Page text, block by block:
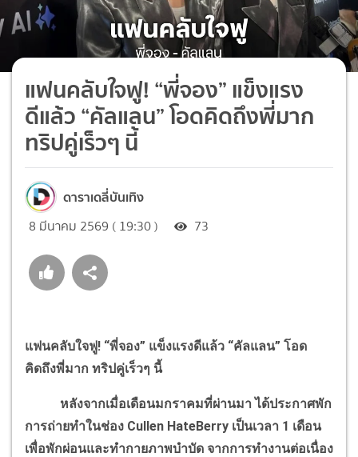
แฟนคลับใจฟู! “พี่จอง” แข็งแรง
ดีแล้ว “คัลแลน” โอดคิดถึงพี่มาก
ทริปคู่เร็วๆ นี้
ดาราเดลี่บันเทิง
8 มีนาคม 2569 ( 19:30 ) 73
แฟนคลับใจฟู! “พี่จอง” แข็งแรงดีแล้ว “คัลแลน” โอด
คิดถึงพี่มาก ทริปคู่เร็วๆ นี้
หลังจากเมื่อเดือนมกราคมที่ผ่านมา ได้ประกาศพัก
การถ่ายทำในช่อง Cullen HateBerry เป็นเวลา 1 เดือน
เพื่อพักผ่อนและทำกายภาพบำบัด จากการทำงานต่อเนื่อง